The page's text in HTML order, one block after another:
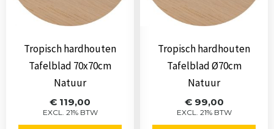
Tropisch hardhouten
Tafelblad 70x70cm
Natuur
€ 119,00
EXCL. 21% BTW
Tropisch hardhouten
Tafelblad Ø70cm
Natuur
€99,00
EXCL. 21% BTW